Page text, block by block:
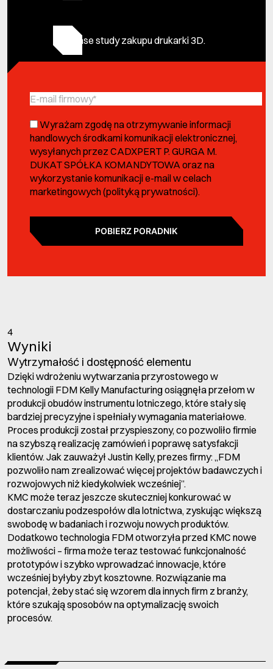
Case study zakupu drukarki 3D.
Wyrażam zgodę na otrzymywanie informacji
handlowych środkami komunikacji elektronicznej,
wysyłanych przez CADXPERT P. GURGA M.
DUKAT SPÓŁKA KOMANDYTOWA oraz na
wykorzystanie komunikacji e-mail w celach
marketingowych (polityką prywatności).
POBIERZ PORADNIK
4
Wyniki
Wytrzymałość i dostępność elementu
Dzięki wdrożeniu wytwarzania przyrostowego w
technologii FDM Kelly Manufacturing osiągnęła przełom w
produkcji obudów instrumentu lotniczego, które stały się
bardziej precyzyjne i spełniały wymagania materiałowe.
Proces produkcji został przyspieszony, co pozwoliło firmie
na szybszą realizację zamówień i poprawę satysfakcji
klientów. Jak zauważył Justin Kelly, prezes firmy: „FDM
pozwoliło nam zrealizować więcej projektów badawczych i
rozwojowych niż kiedykolwiek wcześniej”.
KMC może teraz jeszcze skuteczniej konkurować w
dostarczaniu podzespołów dla lotnictwa, zyskując większą
swobodę w badaniach i rozwoju nowych produktów.
Dodatkowo technologia FDM otworzyła przed KMC nowe
możliwości – firma może teraz testować funkcjonalność
prototypów i szybko wprowadzać innowacje, które
wcześniej byłyby zbyt kosztowne. Rozwiązanie ma
potencjał, żeby stać się wzorem dla innych firm z branży,
które szukają sposobów na optymalizację swoich
procesów.